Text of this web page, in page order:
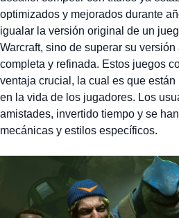
optimizados y mejorados durante
igualar la versión original de un
Warcraft, sino de superar su
completa y refinada. Estos juegos
ventaja crucial, la cual es que
en la vida de los jugadores. Los
amistades, invertido tiempo y se
mecánicas y estilos específicos.